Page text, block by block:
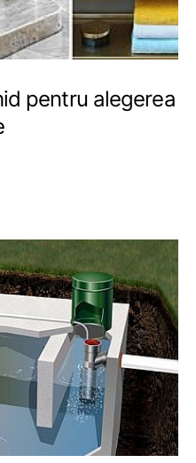
pentru alegerea